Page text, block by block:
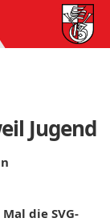
Jugend
die SVG-